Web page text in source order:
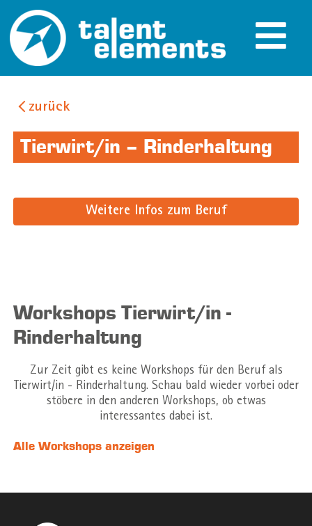
zurück
Tierwirt/in – Rinderhaltung
Weitere Infos zum Beruf
Workshops Tierwirt/in -
Rinderhaltung
Zur Zeit gibt es keine Workshops für den Beruf als
Tierwirt/in - Rinderhaltung. Schau bald wieder vorbei oder
stöbere in den anderen Workshops, ob etwas
interessantes dabei ist.
Alle Workshops anzeigen